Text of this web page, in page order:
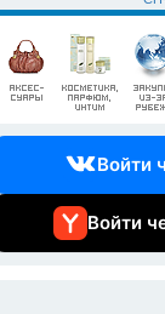
Войти
Войти